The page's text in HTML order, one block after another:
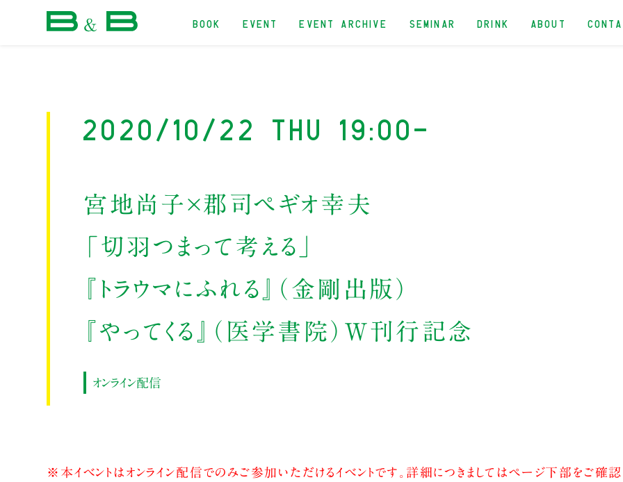
BOOK EVENT EVENT ARCHIVE SEMINAR DRINK ABOUT
2020/10/22 Thu 19:00-
宮地尚子×郡司ペギオ幸夫
「切羽つまって考える」
『トラウマにふれる』（金剛出版）
『やってくる』（医学書院）W刊行記念
オンライン配信
※本イベントはオンライン配信でのみご参加いただけるイベントです。詳細につきましてはページ下部をご確認く